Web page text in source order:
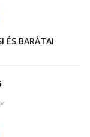
ÉS BARÁTAI